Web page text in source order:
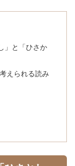
」と「ひさか
えられる読み